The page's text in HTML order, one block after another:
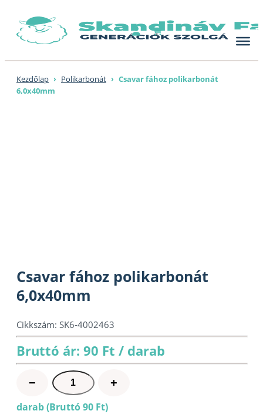
content
Kezdőlap › Polikarbonát › Csavar fához polikarbonát
6,0x40mm
Csavar fához polikarbonát
6,0x40mm
Cikkszám: SK6-4002463
Bruttó ár: 90 Ft / darab
−
Csavar
fához
polikarbonát
+
darab (Bruttó 90 Ft)